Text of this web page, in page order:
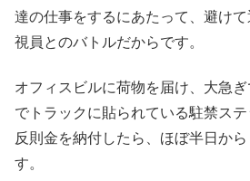
達の仕事をするにあたって、避け
視員とのバトルだからです。
オフィスビルに荷物を届け、大急
でトラックに貼られている駐禁ステ
反則金を納付したら、ほぼ半日か
す。